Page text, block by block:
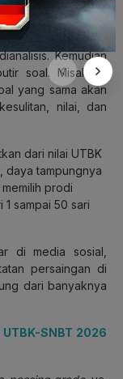
SNBT selesai,
Kemudian
soal. Misalnya,
yang sama akan
nilai, dan
dari nilai UTBK
daya tampungnya
prodi
sampai 50 sari
di media sosial,
persaingan di
dari banyaknya
SNBT 2026